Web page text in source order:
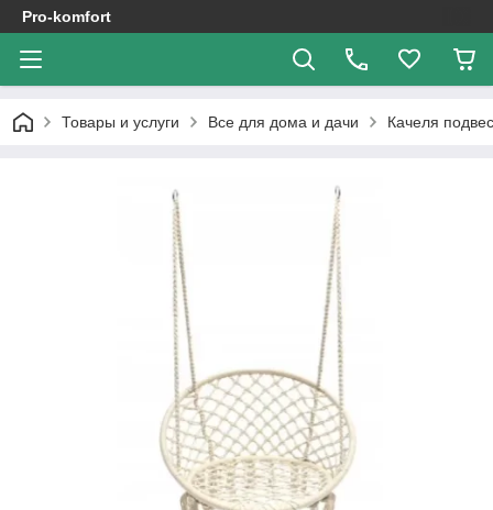
Pro-komfort
Товары и услуги Все для дома и дачи Качеля